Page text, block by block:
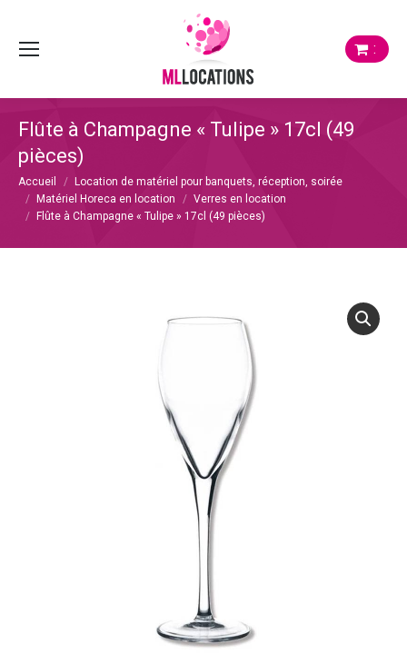
:
Flûte à Champagne « Tulipe » 17cl (49
pièces)
Vous êtes ici :
Accueil
Location de matériel pour banquets, réception, soirée
Matériel Horeca en location
Verres en location
Flûte à Champagne « Tulipe » 17cl (49 pièces)